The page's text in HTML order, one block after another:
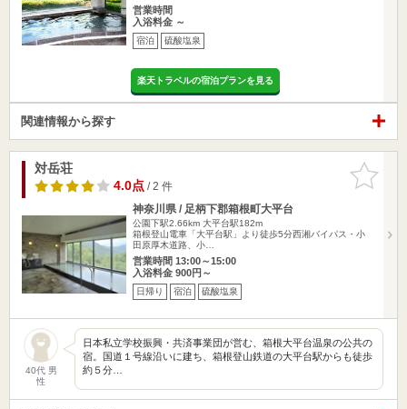
営業時間
入浴料金 ～
宿泊 硫酸塩泉
楽天トラベルの宿泊プランを見る
関連情報から探す
お気に入
りに追加
対岳荘
4.0点/ 2 件
神奈川県 / 足柄下郡箱根町大平台
公園下駅2.66km 大平台駅182m
箱根登山電車「大平台駅」より徒歩5分西湘バイパス・小
田原厚木道路、小…
営業時間 13:00～15:00
入浴料金 900円～
日帰り 宿泊 硫酸塩泉
40代 男
性
日本私立学校振興・共済事業団が営む、箱根大平台温泉の公共の
宿。国道１号線沿いに建ち、箱根登山鉄道の大平台駅からも徒歩
約５分…